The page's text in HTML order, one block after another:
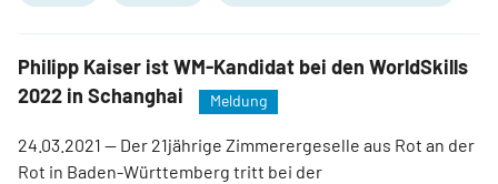
Philipp Kaiser ist WM-Kandidat bei den WorldSkills
2022 in Schanghai
Meldung
24.03.2021 — Der 21jährige Zimmerergeselle aus Rot an der
Rot in Baden-Württemberg tritt bei der